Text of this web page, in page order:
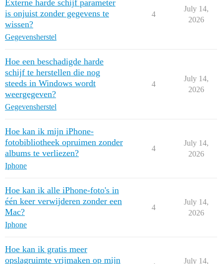
Externe harde schijf parameter
is onjuist zonder gegevens te
wissen?
Gegevensherstel
4
July 14,
2026
Hoe een beschadigde harde
schijf te herstellen die nog
steeds in Windows wordt
weergegeven?
Gegevensherstel
4
July 14,
2026
Hoe kan ik mijn iPhone-
fotobibliotheek opruimen zonder
albums te verliezen?
Iphone
4
July 14,
2026
Hoe kan ik alle iPhone-foto's in
één keer verwijderen zonder een
Mac?
Iphone
4
July 14,
2026
Hoe kan ik gratis meer
opslagruimte vrijmaken op mijn
July 14,